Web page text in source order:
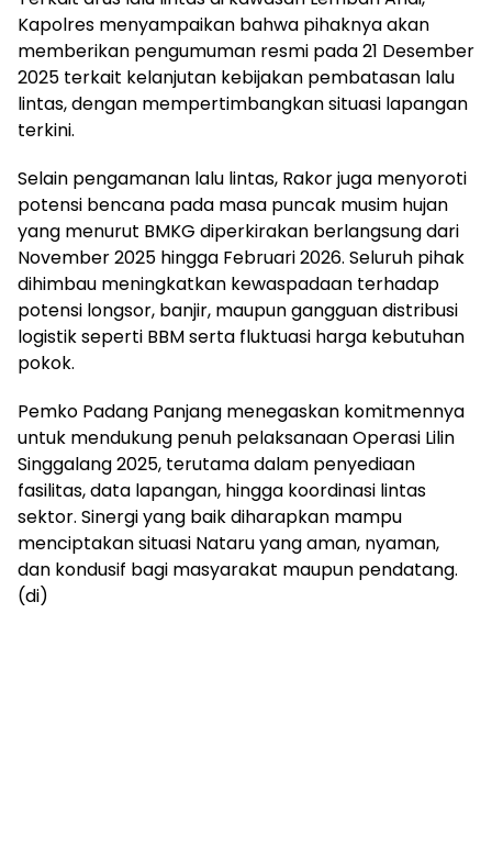
Kapolres menyampaikan bahwa pihaknya akan
memberikan pengumuman resmi pada 21 Desember
2025 terkait kelanjutan kebijakan pembatasan lalu
lintas, dengan mempertimbangkan situasi lapangan
terkini.
Selain pengamanan lalu lintas, Rakor juga menyoroti
potensi bencana pada masa puncak musim hujan
yang menurut BMKG diperkirakan berlangsung dari
November 2025 hingga Februari 2026. Seluruh pihak
dihimbau meningkatkan kewaspadaan terhadap
potensi longsor, banjir, maupun gangguan distribusi
logistik seperti BBM serta fluktuasi harga kebutuhan
pokok.
Pemko Padang Panjang menegaskan komitmennya
untuk mendukung penuh pelaksanaan Operasi Lilin
Singgalang 2025, terutama dalam penyediaan
fasilitas, data lapangan, hingga koordinasi lintas
sektor. Sinergi yang baik diharapkan mampu
menciptakan situasi Nataru yang aman, nyaman,
dan kondusif bagi masyarakat maupun pendatang.
(di)